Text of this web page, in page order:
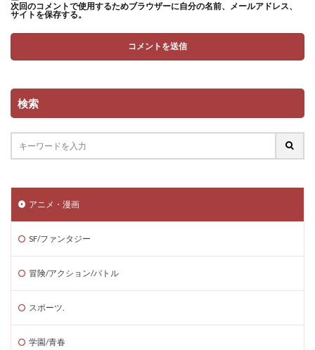
次回のコメントで使用するためブラウザーに自分の名前、メールアドレス、
サイトを保存する。
検索
アニメ・漫画
SF/ファンタジー
冒険/アクション/バトル
スポーツ.
学園/青春